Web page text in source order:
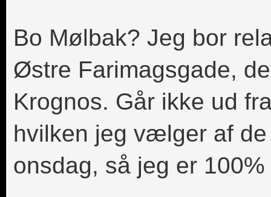
Bo Mølbak? Jeg bor
Østre Farimagsgade,
Krognos. Går ikke ud
hvilken jeg vælger af
onsdag, så jeg er